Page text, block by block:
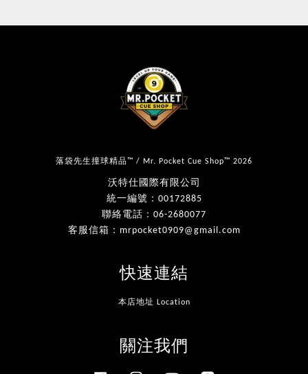
落袋先生撞球精品™ / Mr. Pocket Cue Shop™ 2026
沃特仕國際有限公司
統一編號：00172885
聯絡電話：06-2680077
客服信箱：mrpocket0909@gmail.com
快速連結
本店地址 Location
關注我們